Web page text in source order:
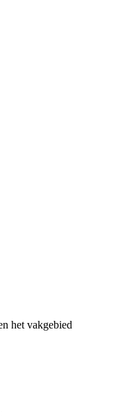
het vakgebied